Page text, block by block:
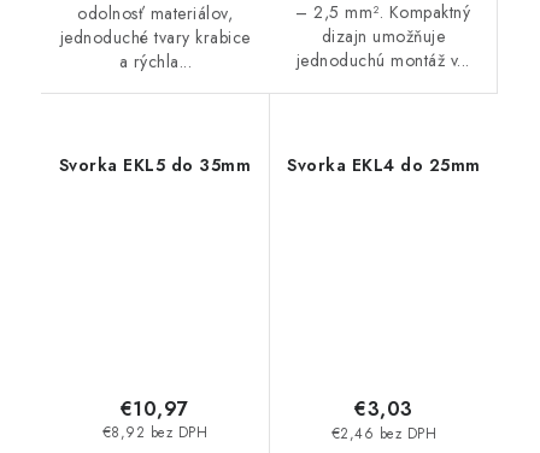
odolnosť materiálov,
jednoduché tvary krabice
a rýchla...
– 2,5 mm². Kompaktný
dizajn umožňuje
jednoduchú montáž v...
Svorka EKL5 do 35mm
€8,92 bez DPH
€10,97
Svorka EKL4 do 25mm
€2,46 bez DPH
€3,03